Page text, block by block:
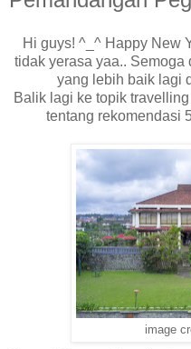
Hi guys! ^_^ Happy New
tidak yerasa yaa..
yang lebih baik lagi
Balik lagi ke topik
tentang rekomendasi
image